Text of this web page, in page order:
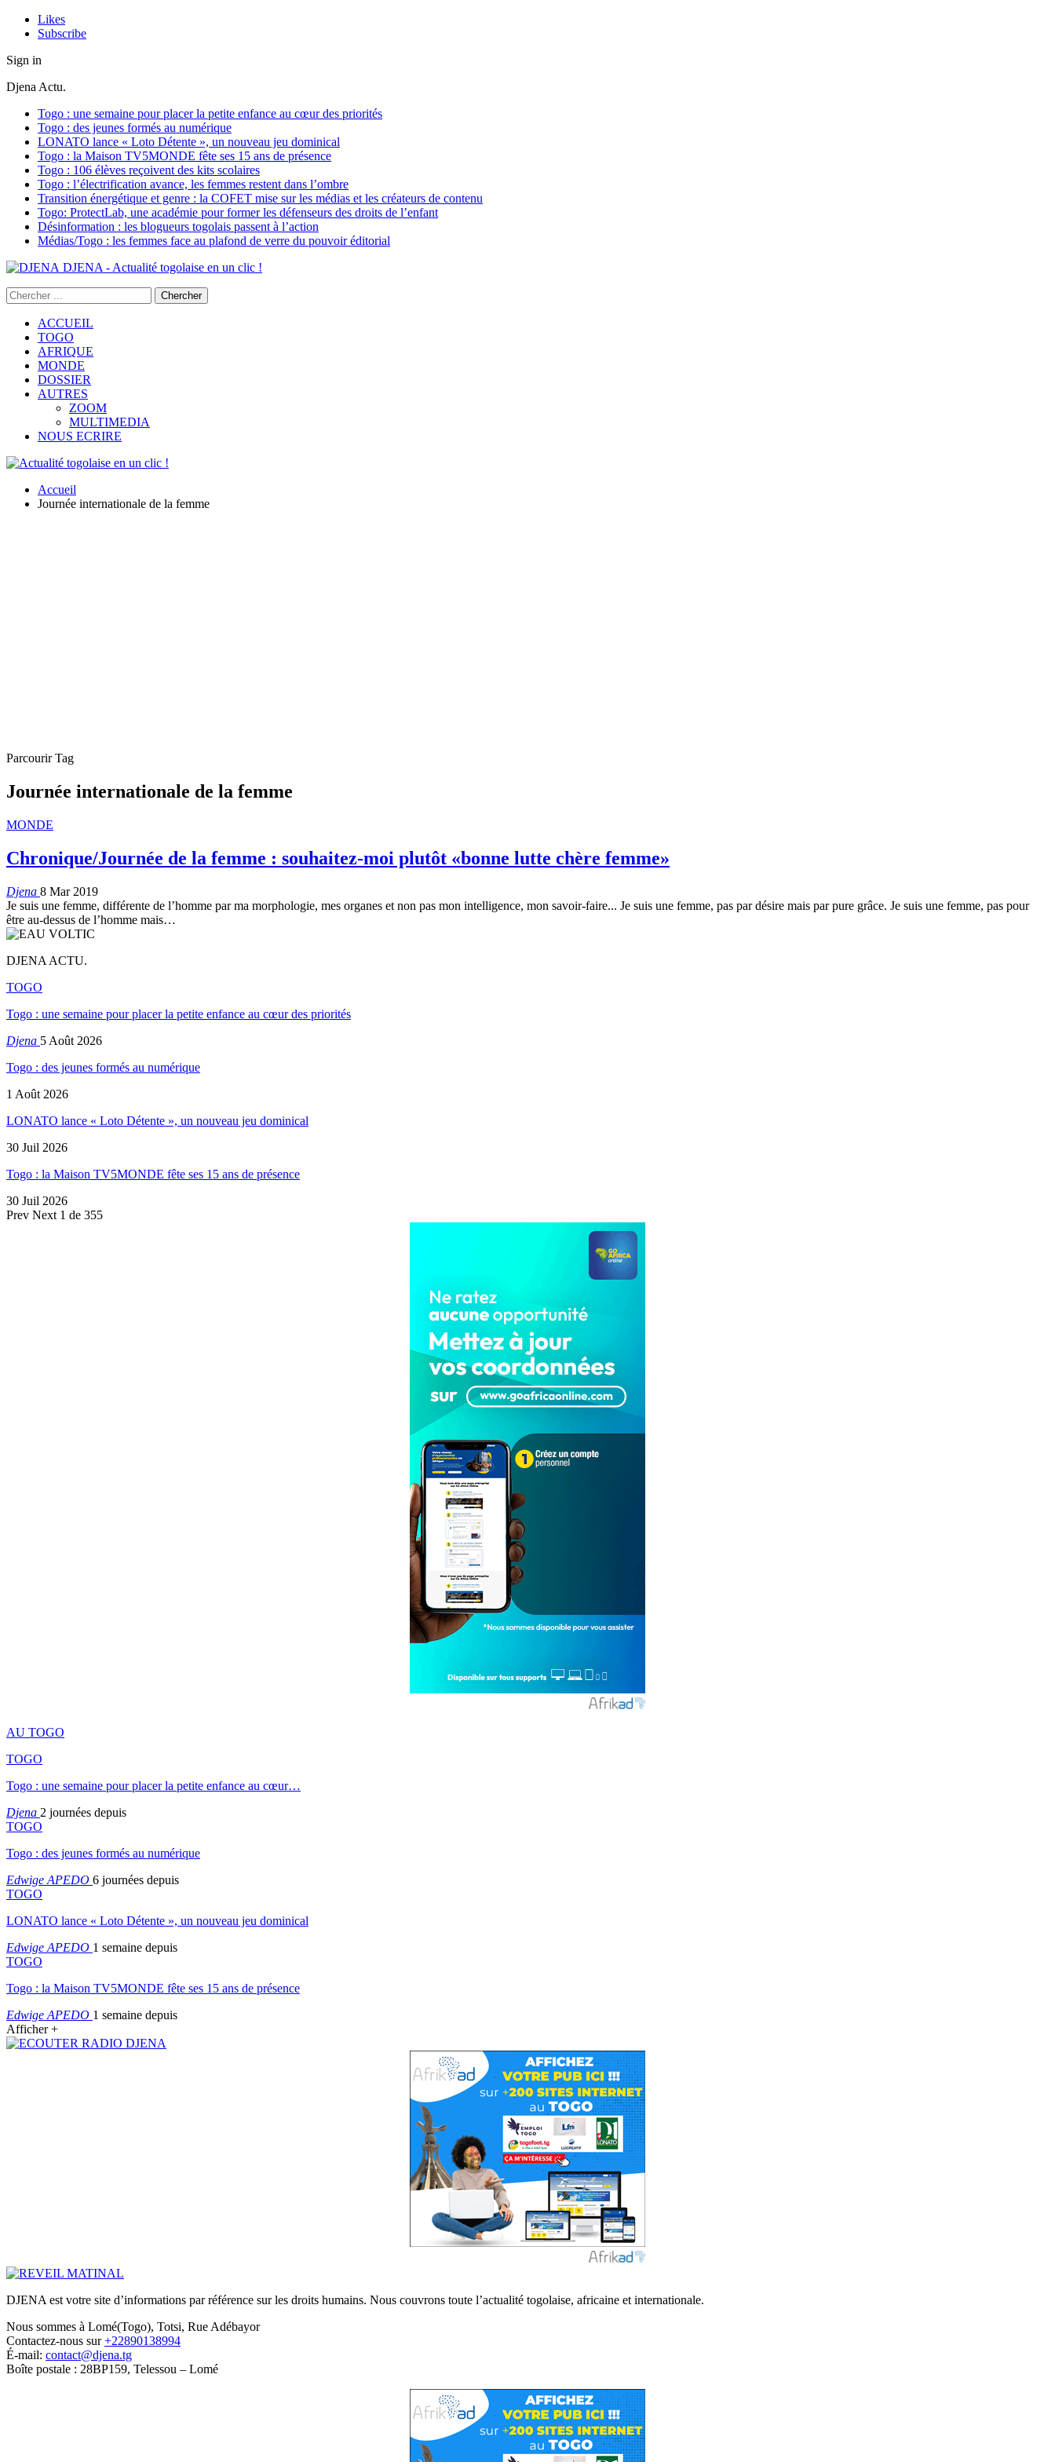
Likes
Subscribe
Sign in
Djena Actu.
Togo : une semaine pour placer la petite enfance au cœur des priorités
Togo : des jeunes formés au numérique
LONATO lance « Loto Détente », un nouveau jeu dominical
Togo : la Maison TV5MONDE fête ses 15 ans de présence
Togo : 106 élèves reçoivent des kits scolaires
Togo : l’électrification avance, les femmes restent dans l’ombre
Transition énergétique et genre : la COFET mise sur les médias et les créateurs de contenu
Togo: ProtectLab, une académie pour former les défenseurs des droits de l’enfant
Désinformation : les blogueurs togolais passent à l’action
Médias/Togo : les femmes face au plafond de verre du pouvoir éditorial
DJENA - Actualité togolaise en un clic !
ACCUEIL
TOGO
AFRIQUE
MONDE
DOSSIER
AUTRES
ZOOM
MULTIMEDIA
NOUS ECRIRE
Accueil
Journée internationale de la femme
Parcourir Tag
Journée internationale de la femme
MONDE
Chronique/Journée de la femme : souhaitez-moi plutôt «bonne lutte chère femme»
Djena 8 Mar 2019
Je suis une femme, différente de l’homme par ma morphologie, mes organes et non pas mon intelligence, mon savoir-faire... Je suis une femme, pas par désire mais par pure grâce. Je suis une femme, pas pour
être au-dessus de l’homme mais…
DJENA ACTU.
TOGO
Togo : une semaine pour placer la petite enfance au cœur des priorités
Djena 5 Août 2026
Togo : des jeunes formés au numérique
1 Août 2026
LONATO lance « Loto Détente », un nouveau jeu dominical
30 Juil 2026
Togo : la Maison TV5MONDE fête ses 15 ans de présence
30 Juil 2026
Prev Next 1 de 355
AU TOGO
TOGO
Togo : une semaine pour placer la petite enfance au cœur…
Djena 2 journées depuis
TOGO
Togo : des jeunes formés au numérique
Edwige APEDO 6 journées depuis
TOGO
LONATO lance « Loto Détente », un nouveau jeu dominical
Edwige APEDO 1 semaine depuis
TOGO
Togo : la Maison TV5MONDE fête ses 15 ans de présence
Edwige APEDO 1 semaine depuis
Afficher +
DJENA est votre site d’informations par référence sur les droits humains. Nous couvrons toute l’actualité togolaise, africaine et internationale.
Nous sommes à Lomé(Togo), Totsi, Rue Adébayor
Contactez-nous sur+22890138994
É-mail: contact@djena.tg
Boîte postale : 28BP159, Telessou – Lomé